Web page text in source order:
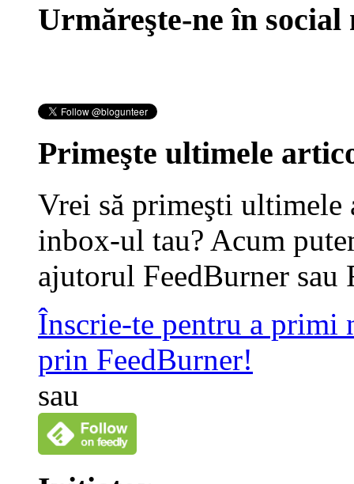
Urmăreşte-ne în social
Primeşte ultimele
Vrei să primeşti
inbox-ul tau? Acum
ajutorul FeedBurner sau
Înscrie-te pentru a primi
prin FeedBurner!
sau